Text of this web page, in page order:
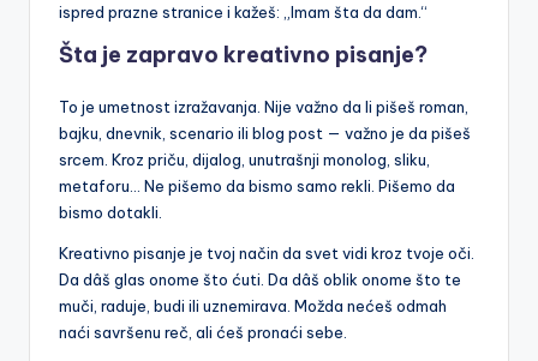
ispred prazne stranice i kažeš: „Imam šta da dam.“
Šta je zapravo kreativno pisanje?
To je umetnost izražavanja. Nije važno da li pišeš roman,
bajku, dnevnik, scenario ili blog post — važno je da pišeš
srcem. Kroz priču, dijalog, unutrašnji monolog, sliku,
metaforu… Ne pišemo da bismo samo rekli. Pišemo da
bismo dotakli.
Kreativno pisanje je tvoj način da svet vidi kroz tvoje oči.
Da dâš glas onome što ćuti. Da dâš oblik onome što te
muči, raduje, budi ili uznemirava. Možda nećeš odmah
naći savršenu reč, ali ćeš pronaći sebe.